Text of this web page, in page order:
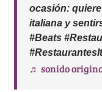
ocasión:
italiana y
#Beats
♬ sonido